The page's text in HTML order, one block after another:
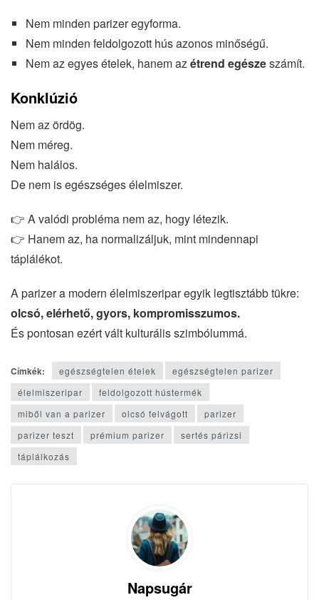
Nem minden parizer egyforma.
Nem minden feldolgozott hús azonos minőségű.
Nem az egyes ételek, hanem azétrend egészeszámít.
Konklúzió
Nem az ördög.
Nem méreg.
Nem halálos.
De nem is egészséges élelmiszer.
👉 A valódi probléma nem az, hogy létezik.
👉 Hanem az, ha normalizáljuk, mint mindennapi
táplálékot.
A parizer a modern élelmiszeripar egyik legtisztább tükre:
olcsó, elérhető, gyors, kompromisszumos.
És pontosan ezért vált kulturális szimbólummá.
Címkék: egészségtelen ételek
egészségtelen parizer
élelmiszeripar
feldolgozott hústermék
miből van a parizer
olcsó felvágott
parizer
parizer teszt
prémium parizer
sertés párizsi
táplálkozás
Napsugár